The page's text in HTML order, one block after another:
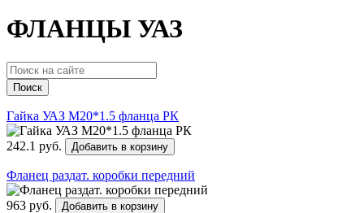
ФЛАНЦЫ УАЗ
Поиск
Гайка УАЗ М20*1.5 фланца РК
242.1 руб. Добавить в корзину
Фланец раздат. коробки передний
963 руб. Добавить в корзину